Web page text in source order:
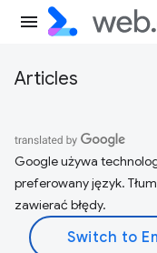
Articles
Google używa
preferowany język.
zawierać błędy.